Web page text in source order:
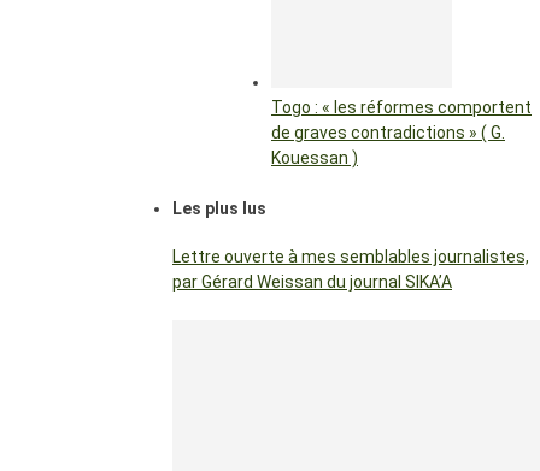
Togo : « les réformes comportent
de graves contradictions » ( G.
Kouessan )
Les plus lus
Lettre ouverte à mes semblables journalistes,
par Gérard Weissan du journal SIKA’A